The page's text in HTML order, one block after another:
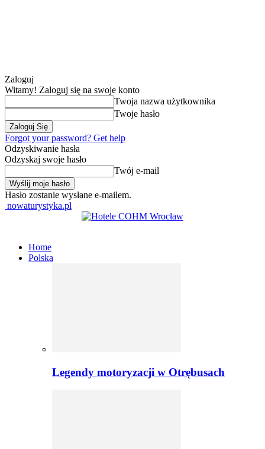
Zaloguj
Witamy! Zaloguj się na swoje konto
Twoja nazwa użytkownika
Twoje hasło
Forgot your password? Get help
Odzyskiwanie hasła
Odzyskaj swoje hasło
Twój e-mail
Hasło zostanie wysłane e-mailem.
nowaturystyka.pl
Home
Polska
Legendy motoryzacji w Otrębusach